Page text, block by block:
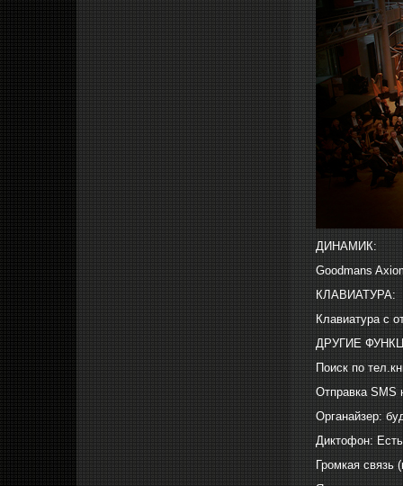
ДИНАМИК:
Goodmans
КЛАВИАТУРА:
Клавиатура с
ДРУГИЕ
Поиск по
Отправка SMS
Органайзер:
Диктофон: Есть
Громкая связь